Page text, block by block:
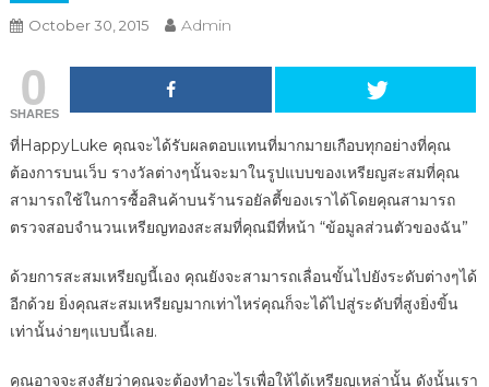
October 30, 2015 Admin
0
SHARES
ที่HappyLuke คุณจะได้รับผลตอบแทนที่มากมายเกือบทุกอย่างที่คุณ
ต้องการบนเว็บ รางวัลต่างๆนั้นจะมาในรูปแบบของเหรียญสะสมที่คุณ
สามารถใช้ในการซื้อสินค้าบนร้านรอยัลตี้ของเราได้โดยคุณสามารถ
ตรวจสอบจำนวนเหรียญทองสะสมที่คุณมีที่หน้า “ข้อมูลส่วนตัวของฉัน”
ด้วยการสะสมเหรียญนี้เอง คุณยังจะสามารถเลื่อนขั้นไปยังระดับต่างๆได้
อีกด้วย ยิ่งคุณสะสมเหรียญมากเท่าไหร่คุณก็จะได้ไปสู่ระดับที่สูงยิ่งขิ้น
เท่านั้นง่ายๆแบบนี้เลย.
คุณอาจจะสงสัยว่าคุณจะต้องทำอะไรเพื่อให้ได้เหรียญเหล่านั้น ดังนั้นเรา